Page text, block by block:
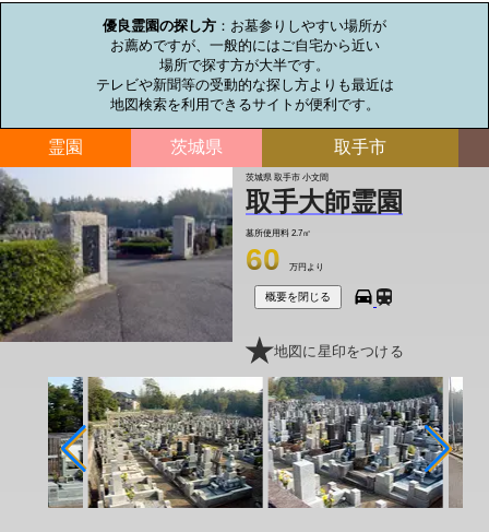
優良霊園の探し方 ：お墓参りしやすい場所が
お薦めですが、一般的にはご自宅から近い
場所で探す方が大半です。
テレビや新聞等の受動的な探し方よりも最近は
地図検索を利用できるサイトが便利です。
霊園 茨城県 取手市
茨城県 取手市 小文間
取手大師霊園
墓所使用料 2.7㎡
60 万円より
概要を閉じる
地図に星印をつける